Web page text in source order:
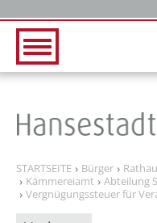
STARTSEITE Bürger
Kämmereiamt
Abteilung
Vergnügungssteuer für